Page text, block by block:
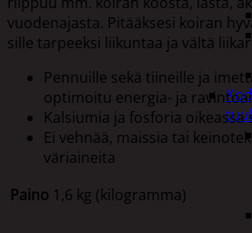
vuodenajasta. Pitääksesi koiran
sille tarpeeksi liikuntaa ja vältä
Pennuille sekä tiineille ja
optimoitu energia- ja
Kalsiumia ja fosforia oikeassa
Ei vehnää, maissia tai
väriaineita
Paino 1,6 kg (kilogramma)